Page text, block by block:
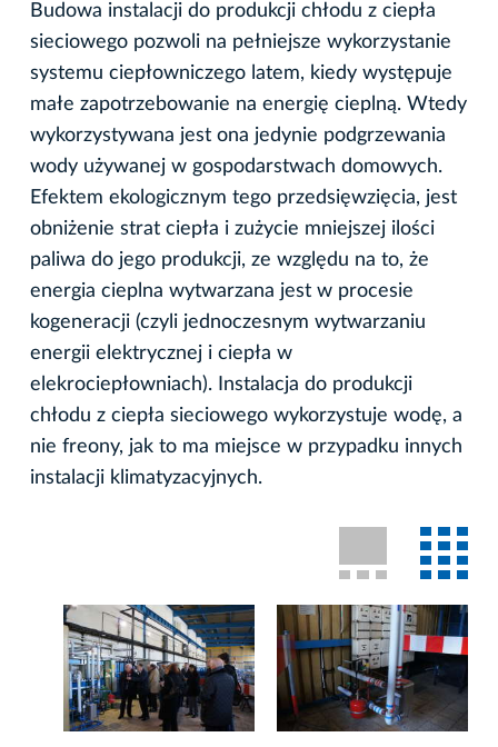
Budowa instalacji do produkcji chłodu z ciepła
sieciowego pozwoli na pełniejsze wykorzystanie
systemu ciepłowniczego latem, kiedy występuje
małe zapotrzebowanie na energię cieplną. Wtedy
wykorzystywana jest ona jedynie podgrzewania
wody używanej w gospodarstwach domowych.
Efektem ekologicznym tego przedsięwzięcia, jest
obniżenie strat ciepła i zużycie mniejszej ilości
paliwa do jego produkcji, ze względu na to, że
energia cieplna wytwarzana jest w procesie
kogeneracji (czyli jednoczesnym wytwarzaniu
energii elektrycznej i ciepła w
elekrociepłowniach). Instalacja do produkcji
chłodu z ciepła sieciowego wykorzystuje wodę, a
nie freony, jak to ma miejsce w przypadku innych
instalacji klimatyzacyjnych.